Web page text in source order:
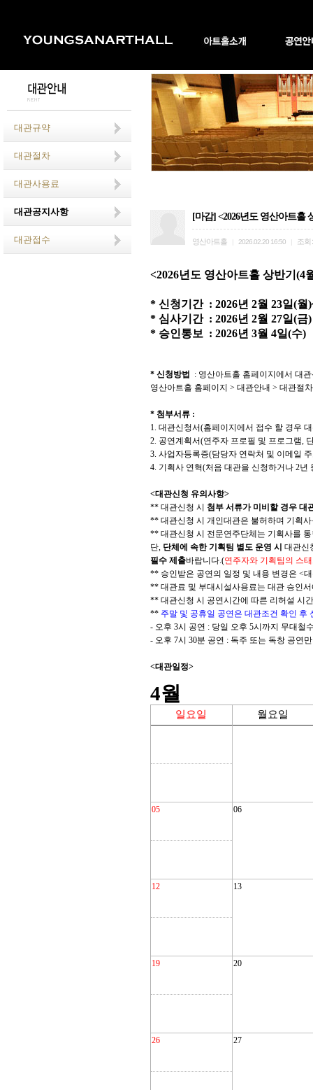
대관규약
대관절차
대관사용료
대관공지사항
대관접수
[마감] <2026년도 영산아트홀
영산아트홀 2026.02.20 16:50 조회
<2026년도 영산아트홀 상반기 (4
* 신청기간 : 2026년 2월 23일(월
* 심사기간 : 2026년 2월 27일(금
* 승인통보 : 2026년 3월 4일(수)
* 신청방법 : 영산아트홀 홈페이지에서 대
영산아트홀 홈페이지 > 대관안내 > 대관절차
* 첨부서류:
1. 대관신청서(홈페이지에서 접수 할 경우
2. 공연계획서(연주자 프로필 및 프로그램,
3. 사업자등록증(담당자 연락처 및 이메일
4. 기획사 연혁(처음 대관을 신청하거나 2년
<대관신청 유의사항>
** 대관신청 시 첨부 서류가 미비할 경우 대
** 대관신청 시 개인대관은 불허하며 기획
** 대관신청 시 전문연주단체는 기획사를
단, 단체에 속한 기획팀 별도 운영 시 대관신
필수 제출바랍니다.(연주자와 기획팀의 스
** 승인받은 공연의 일정 및 내용 변경은 <
** 대관료 및 부대시설사용료는 대관 승인
** 대관신청 시 공연시간에 따른 리허설 시
** 주말 및 공휴일 공연은 대관조건 확인 후
- 오후 3시 공연 : 당일 오후 5시까지 무대철
- 오후 7시 30분 공연 : 독주 또는 독창 공연
<대관일정>
4월
일요일 월요일
05 06
12 13
19 20
26 27